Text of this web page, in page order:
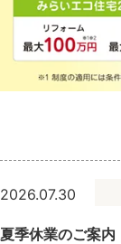
2026.07.30
夏季休業のご案内